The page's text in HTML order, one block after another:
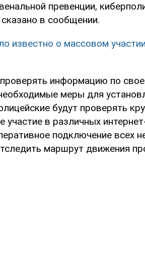
превенции,
в сообщении.
известно о массовом участии
информацию по
меры для
будут проверять
в различных
подключение всех
маршрут движения